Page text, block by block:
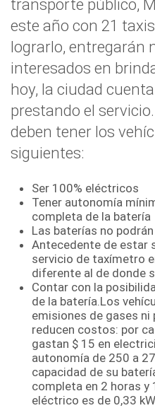
transporte público,
este año con 21
lograrlo, entregarán
interesados en
hoy, la ciudad
prestando el
deben tener los
siguientes:
Ser 100% eléctricos
Tener autonomía
completa de la batería
Las baterías no
Antecedente de estar
servicio de taxímetro
diferente al de donde
Contar con la
de la batería.Los
emisiones de gases ni
reducen costos: por
gastan $ 15 en
autonomía de 250 a
capacidad de su
completa en 2 horas y
eléctrico es de 0,33